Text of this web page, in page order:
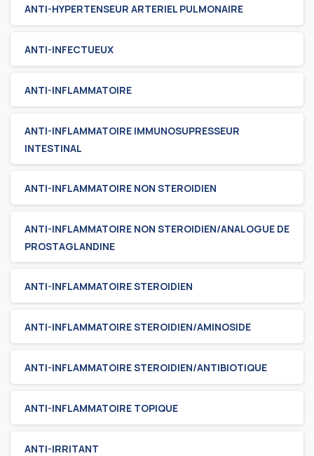
ANTI-HYPERTENSEUR ARTERIEL PULMONAIRE
ANTI-INFECTUEUX
ANTI-INFLAMMATOIRE
ANTI-INFLAMMATOIRE IMMUNOSUPRESSEUR
INTESTINAL
ANTI-INFLAMMATOIRE NON STEROIDIEN
ANTI-INFLAMMATOIRE NON STEROIDIEN/ANALOGUE DE
PROSTAGLANDINE
ANTI-INFLAMMATOIRE STEROIDIEN
ANTI-INFLAMMATOIRE STEROIDIEN/AMINOSIDE
ANTI-INFLAMMATOIRE STEROIDIEN/ANTIBIOTIQUE
ANTI-INFLAMMATOIRE TOPIQUE
ANTI-IRRITANT